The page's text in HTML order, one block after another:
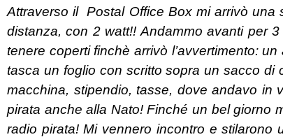
Attraverso il Postal Office Box mi arrivò
distanza, con 2 watt!! Andammo avanti per
tenere coperti finchè arrivò l’avvertimento:
tasca un foglio con scritto sopra un sacco di
macchina, stipendio, tasse, dove andavo in
pirata anche alla Nato! Finché un bel giorno
radio pirata! Mi vennero incontro e stilarono